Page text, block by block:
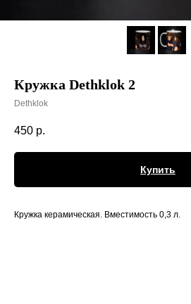
Кружка Dethklok 2
Dethklok
450 р.
Купить
Кружка керамическая. Вместимость 0,3 л.